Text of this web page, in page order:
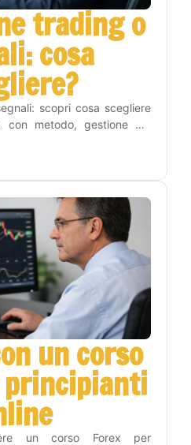
trading o
cosa
scopri cosa scegliere
metodo, gestione del
un corso
principianti
un corso Forex per